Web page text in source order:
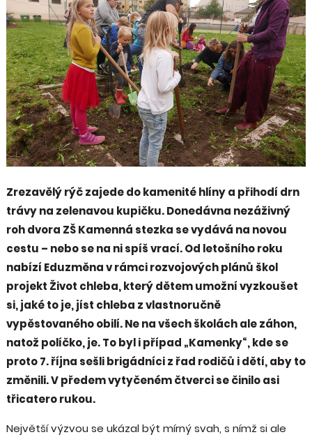
Zrezavělý rýč zajede do kamenité hlíny a přihodí drn
trávy na zelenavou kupičku. Donedávna nezáživný
roh dvora ZŠ Kamenná stezka se vydává na novou
cestu – nebo se na ni spíš vrací. Od letošního roku
nabízí Eduzměna v rámci rozvojových plánů škol
projekt Život chleba, který dětem umožní vyzkoušet
si, jaké to je, jíst chleba z vlastnoručně
vypěstovaného obilí. Ne na všech školách ale záhon,
natož políčko, je. To byl i případ „Kamenky“, kde se
proto 7. října sešli brigádníci z řad rodičů i dětí, aby to
změnili. V předem vytyčeném čtverci se činilo asi
třicatero rukou.
Největší výzvou se ukázal být mírný svah, s nímž si ale